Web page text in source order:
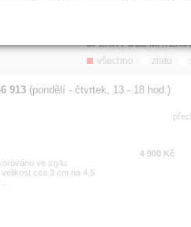
ŠPERKY DLE
všechno
zlato
913 (pondělí - čtvrtek, 13 - 18 hod.)
ve stylu
cca 3 cm na 4,5
4 900 Kč